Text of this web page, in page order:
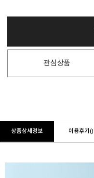
관심상품
상품상세정보 이용후기()